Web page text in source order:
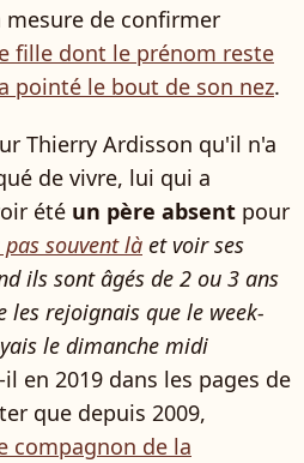
mesure de confirmer
fille dont le prénom reste
pointé le bout de son nez.
Thierry Ardisson qu'il n'a
de vivre, lui qui a
été un père absent pour
pas souvent là et voir ses
ils sont âgés de 2 ou 3 ans
les rejoignais que le week-
le dimanche midi
en 2019 dans les pages de
que depuis 2009,
compagnon de la